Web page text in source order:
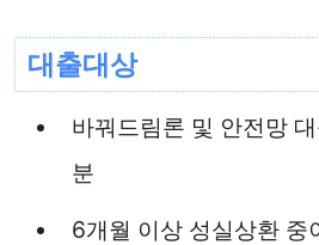
대출대상
바꿔드림론 및 안전망
분
6개월 이상 성실상환 중